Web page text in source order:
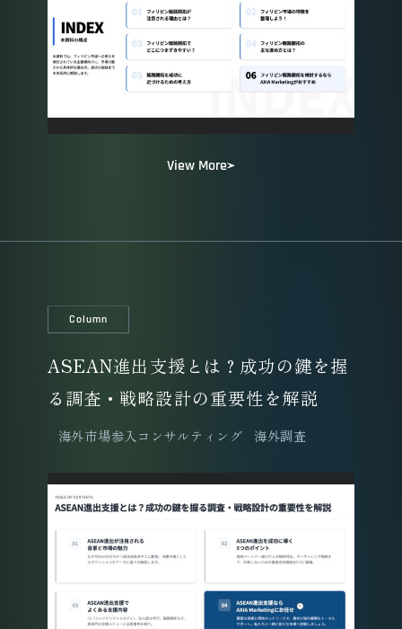
View More
Column
ASEAN進出支援とは？成功の鍵を握
る調査・戦略設計の重要性を解説
海外市場参入コンサルティング 海外調査